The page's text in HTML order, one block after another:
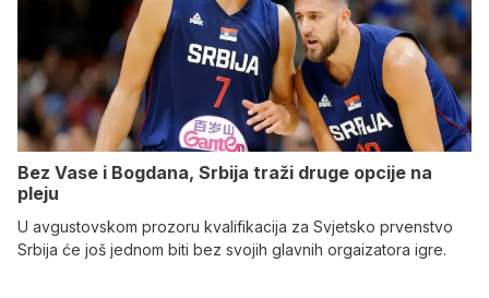
Bez Vase i Bogdana, Srbija traži druge opcije na
pleju
U avgustovskom prozoru kvalifikacija za Svjetsko prvenstvo
Srbija će još jednom biti bez svojih glavnih orgaizatora igre.